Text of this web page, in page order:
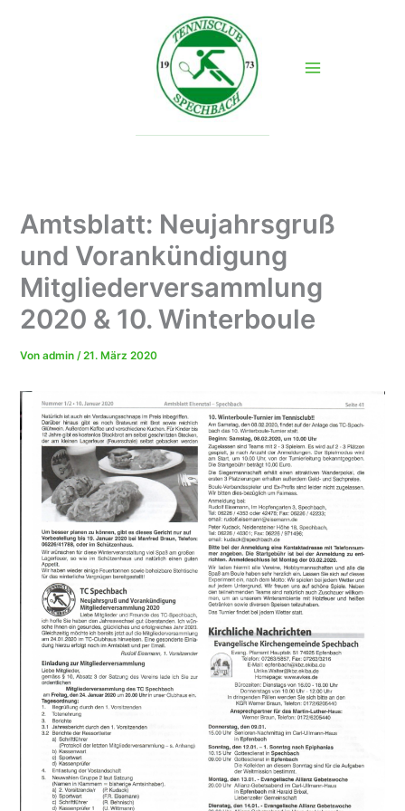
Amtsblatt: Neujahrsgruß
und Vorankündigung
Mitgliederversammlung
2020 & 10. Winterboule
Vonadmin/21. März 2020